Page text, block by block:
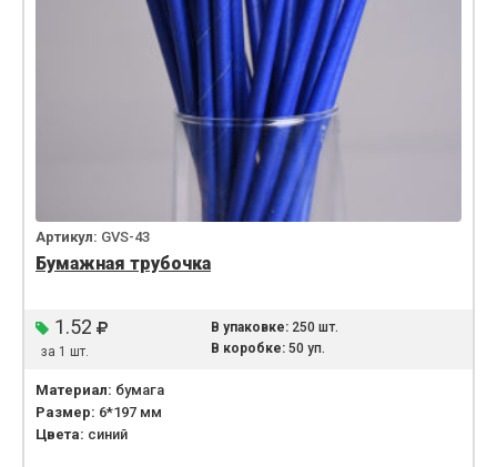
Артикул: GVS-43
Бумажная трубочка
1.52
за 1 шт.
В упаковке:250 шт.
В коробке:50 уп.
Материал: бумага
Размер: 6*197 мм
Цвета: синий